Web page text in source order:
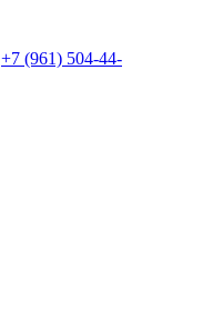
+7 (961) 504-44-